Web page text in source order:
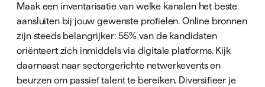
Maak een inventarisatie van welke kanalen het beste
aansluiten bij jouw gewenste profielen. Online bronnen
zijn steeds belangrijker: 55% van de kandidaten
oriënteert zich inmiddels via digitale platforms. Kijk
daarnaast naar sectorgerichte netwerkevents en
beurzen om passief talent te bereiken. Diversifieer je